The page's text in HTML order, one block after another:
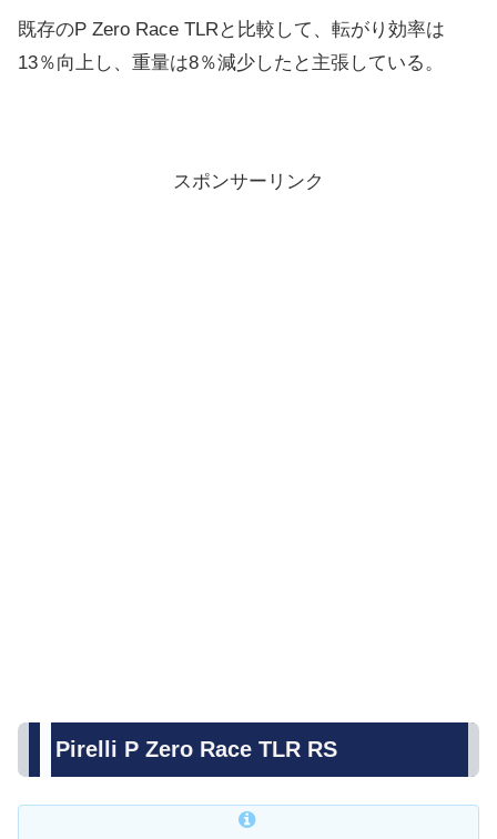
既存のP Zero Race TLRと比較して、転がり効率は
13％向上し、重量は8％減少したと主張している。
スポンサーリンク
Pirelli P Zero Race TLR RS